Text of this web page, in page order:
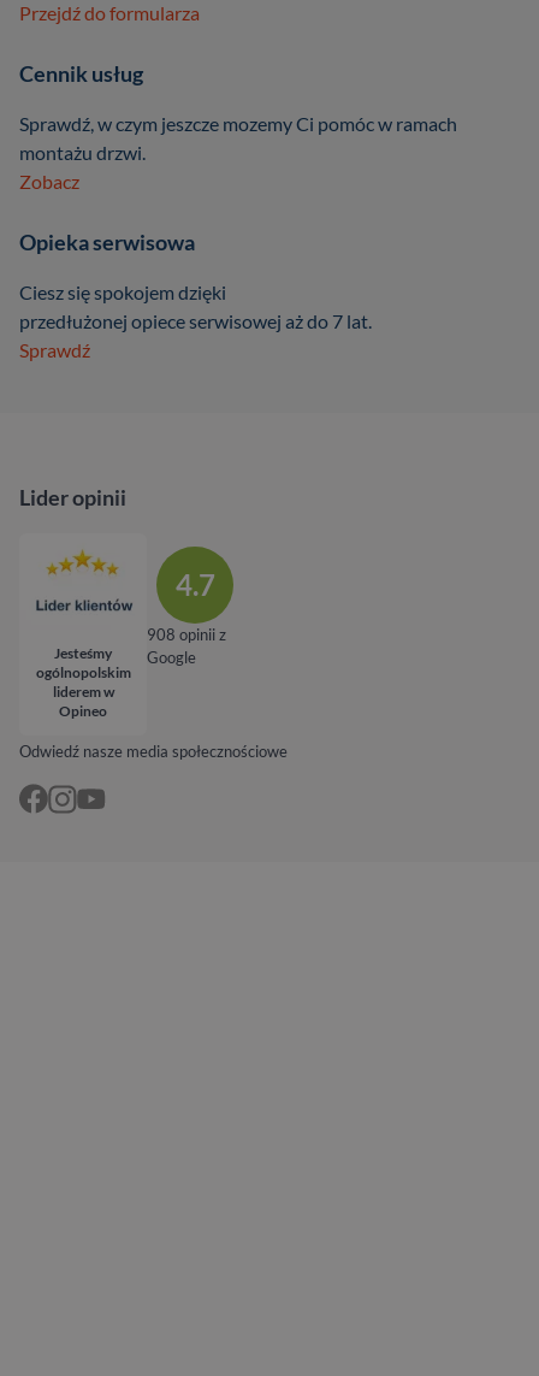
Przejdź do formularza
Cennik usług
Sprawdź, w czym jeszcze mozemy Ci pomóc w ramach
montażu drzwi.
Zobacz
Opieka serwisowa
Ciesz się spokojem dzięki
przedłużonej opiece serwisowej aż do 7 lat.
Sprawdź
Odwiedź nasze media społecznościowe
Lider opinii
Jesteśmy
ogólnopolskim
liderem w
Opineo
4.7
908 opinii z
Google